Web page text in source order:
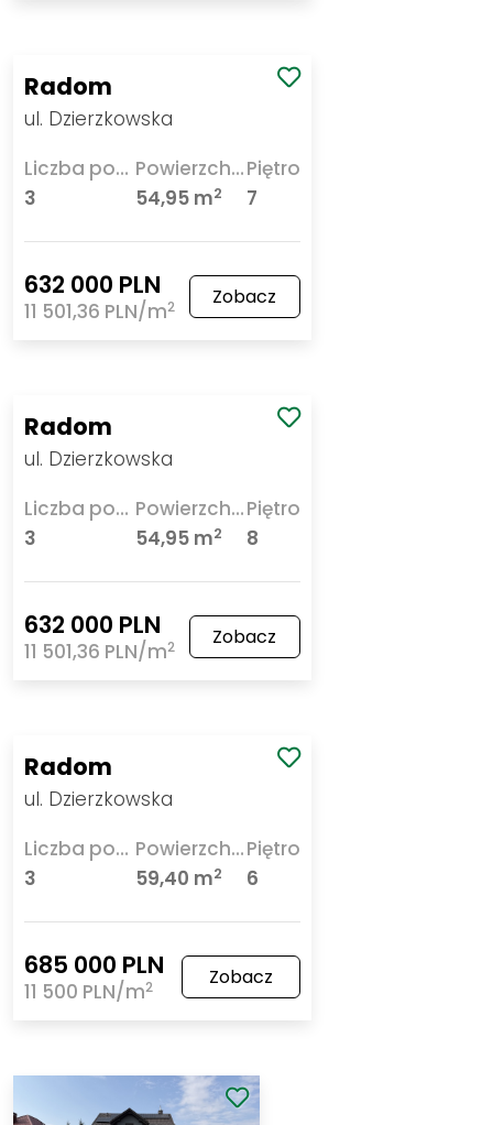
Radom
ul. Dzierzkowska
Liczba pokoi
3
Powierzchnia
54,95 m2
Piętro
7
632 000 PLN
11 501,36 PLN/m2 Zobacz
Radom
ul. Dzierzkowska
Liczba pokoi
3
Powierzchnia
54,95 m2
Piętro
8
632 000 PLN
11 501,36 PLN/m2 Zobacz
Radom
ul. Dzierzkowska
Liczba pokoi
3
Powierzchnia
59,40 m2
Piętro
6
685 000 PLN
11 500 PLN/m2 Zobacz